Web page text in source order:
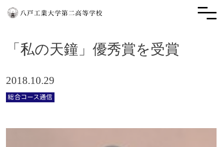
「私の天鐘」優秀賞を受賞
2018.10.29
総合コース通信